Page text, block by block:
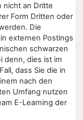
nicht an Dritte
Form Dritten oder
Die
externen Postings
schwarzen
denn, dies ist im
dass Sie die in
nach den
Umfang nutzen
E-Learning der